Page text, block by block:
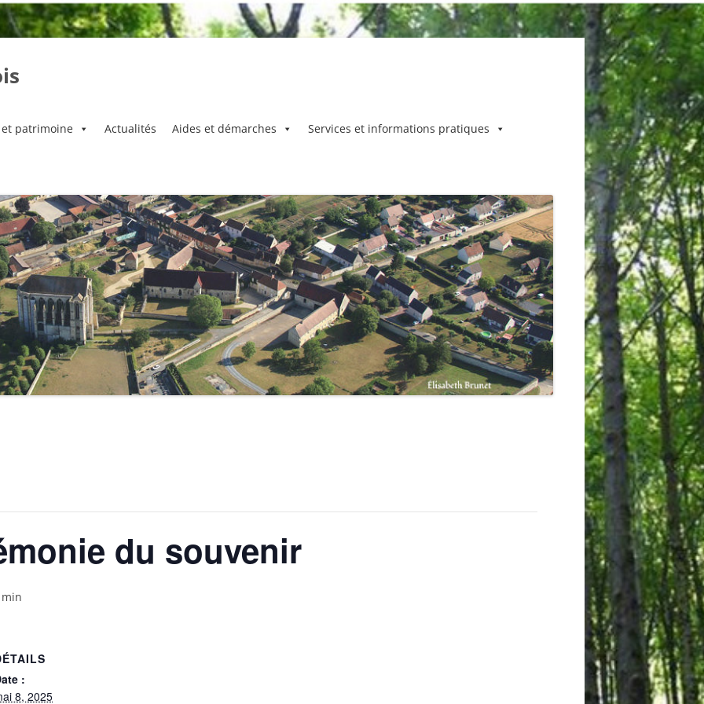
patrimoine Actualités Aides et démarches Services et informations pratiques
du souvenir
:
8, 2025